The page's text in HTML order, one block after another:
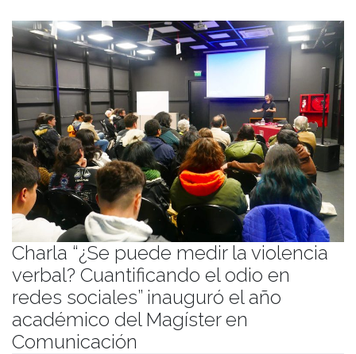
Charla “¿Se puede medir la violencia
verbal? Cuantificando el odio en
redes sociales” inauguró el año
académico del Magíster en
Comunicación